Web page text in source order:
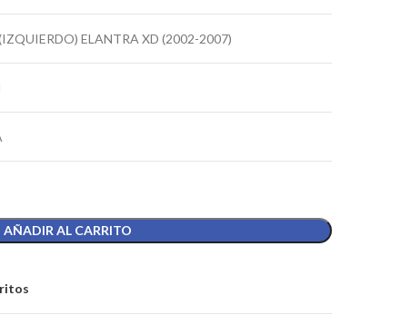
ELANTRA XD (2002-2007)
AÑADIR AL CARRITO